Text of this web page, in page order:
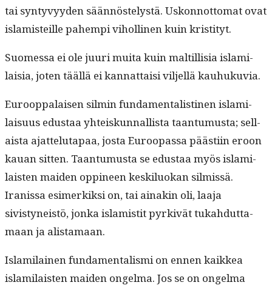
tai syn­tyvyy­den sään­nöstelystä. Uskon­not­tomat ovat
islamis­teille pahempi viholli­nen kuin kristityt.
Suomes­sa ei ole juuri mui­ta kuin maltil­lisia islami­
laisia, joten tääl­lä ei kan­nat­taisi vil­jel­lä kauhukuvia.
Euroop­palaisen silmin fun­da­men­tal­isti­nen islami­
laisu­us edus­taa yhteiskun­nal­lista taan­tu­mus­ta; sel­l­
aista ajat­te­lu­ta­paa, jos­ta Euroopas­sa päästi­in eroon
kauan sit­ten. Taan­tu­mus­ta se edus­taa myös islami­
lais­ten maid­en oppi­neen keskilu­okan silmis­sä.
Iranis­sa esimerkik­si on, tai ainakin oli, laa­ja
sivistyneistö, jon­ka islamistit pyrkivät tukah­dut­ta­
maan ja alistamaan.
Islami­lainen fun­da­men­tal­is­mi on ennen kaikkea
islami­lais­ten maid­en ongel­ma. Jos se on ongel­ma